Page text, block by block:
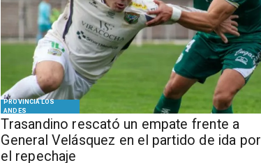
PROVINCIA LOS
ANDES
Trasandino rescató un empate frente a
General Velásquez en el partido de ida por
el repechaje